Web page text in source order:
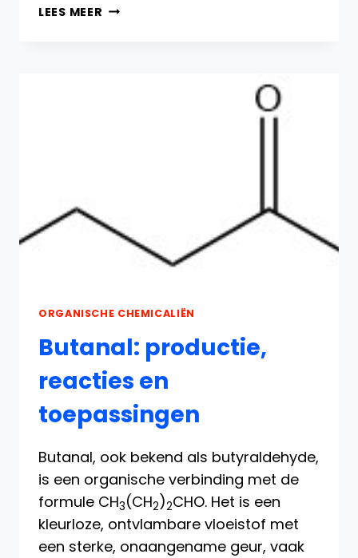
LEES MEER ETHANOL:
ORGANISCHE CHEMICALIËN
Butanal: productie,
reacties en
toepassingen
Butanal, ook bekend als butyraldehyde,
is een organische verbinding met de
formule CH3(CH2)2CHO. Het is een
kleurloze, ontvlambare vloeistof met
een sterke, onaangename geur, vaak